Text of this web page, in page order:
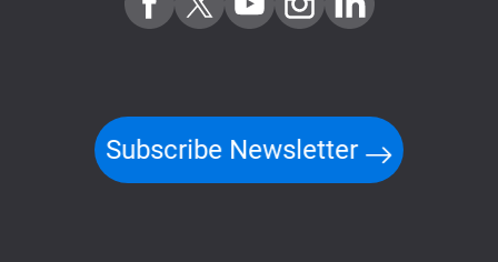
Subscribe Newsletter